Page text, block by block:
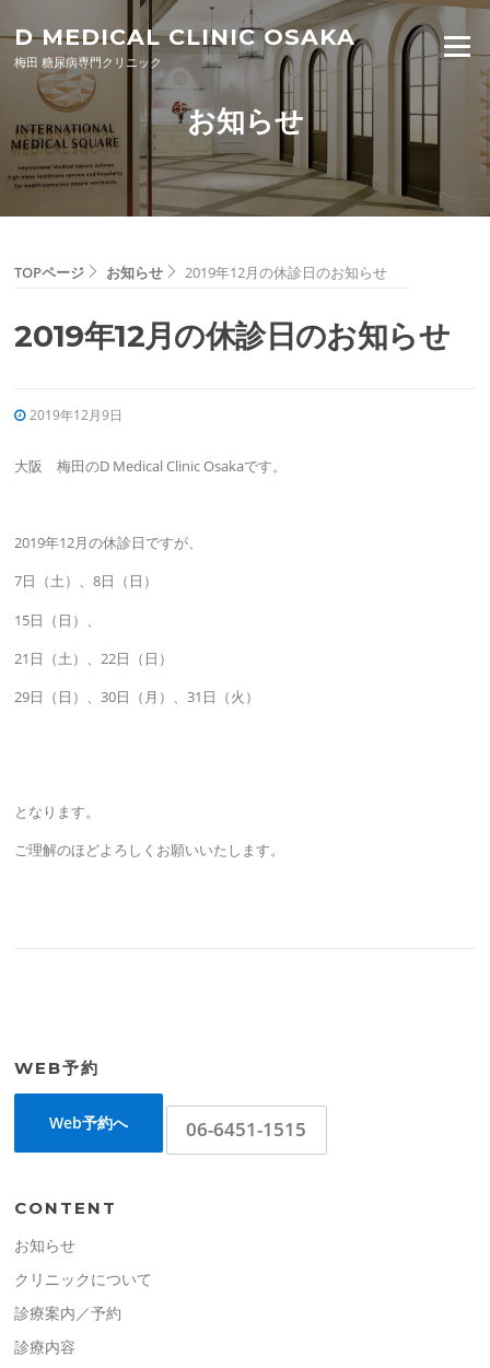
D MEDICAL CLINIC OSAKA
梅田 糖尿病専門クリニック
Menu
お知らせ
TOPページ お知らせ 2019年12月の休診日のお知らせ
2019年12月の休診日のお知らせ
2019年12月9日
大阪 梅田のD Medical Clinic Osakaです。
2019年12月の休診日ですが、
7日（土）、8日（日）
15日（日）、
21日（土）、22日（日）
29日（日）、30日（月）、31日（火）
となります。
ご理解のほどよろしくお願いいたします。
WEB予約
Web予約へ 06-6451-1515
CONTENT
お知らせ
クリニックについて
診療案内／予約
診療内容